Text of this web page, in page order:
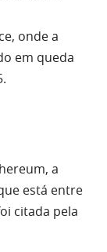
onde a
em queda
a
está entre
citada pela